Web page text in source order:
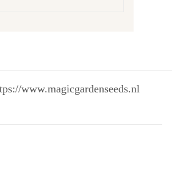
www.magicgardenseeds.nl